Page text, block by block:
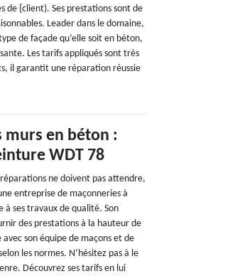
de {client). Ses prestations sont de
Leader dans le domaine,
de façade qu’elle soit en béton,
Les tarifs appliqués sont très
il garantit une réparation réussie
murs en béton :
WDT 78
ne doivent pas attendre,
entreprise de maçonneries à
à ses travaux de qualité. Son
des prestations à la hauteur de
son équipe de maçons et de
les normes. N’hésitez pas à le
Découvrez ses tarifs en lui